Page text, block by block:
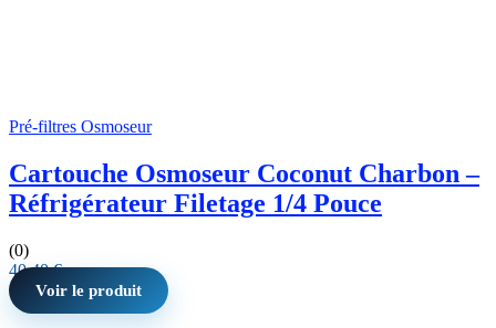
Pré-filtres Osmoseur
Cartouche Osmoseur Coconut Charbon –
Réfrigérateur Filetage 1/4 Pouce
(0)
40,40€
Voir le produit